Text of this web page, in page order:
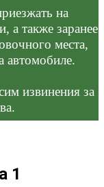
на
а также заранее
места,
автомобиле.
извинения за
1